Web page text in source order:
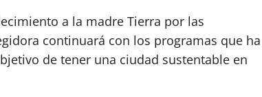
a la madre Tierra por las
continuará con los programas que ha
de tener una ciudad sustentable en